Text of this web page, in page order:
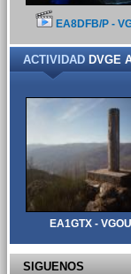
EA8DFB/P -
ACTIVIDADDVGE
EA1GTX -
SIGUENOS